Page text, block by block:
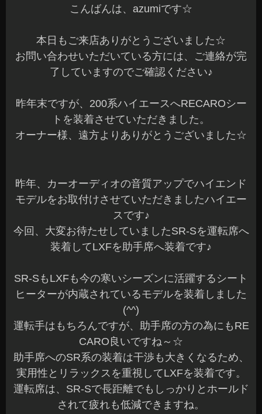
こんばんは、azumiです☆
本日もご来店ありがとうございました☆
お問い合わせいただいている方には、ご連絡が完
了していますのでご確認ください♪
昨年末ですが、200系ハイエースへRECAROシー
トを装着させていただきました。
オーナー様、遠方よりありがとうございました☆
昨年、カーオーディオの音質アップでハイエンド
モデルをお取付けさせていただきましたハイエー
スです♪
今回、大変お待たせしていましたSR-Sを運転席へ
装着してLXFを助手席へ装着です♪
SR-SもLXFも今の寒いシーズンに活躍するシート
ヒーターが内蔵されているモデルを装着しました
(^^)
運転手はもちろんですが、助手席の方の為にもRE
CARO良いですね～☆
助手席へのSR系の装着は干渉も大きくなるため、
実用性とリラックスを重視してLXFを装着です。
運転席は、SR-Sで長距離でもしっかりとホールド
されて疲れも低減できますね。